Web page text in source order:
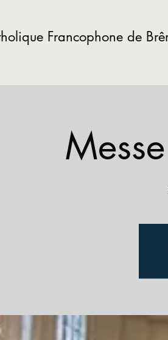
Francophone de